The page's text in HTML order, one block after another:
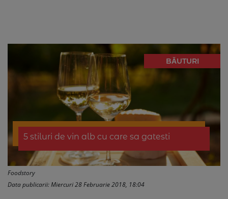
BĂUTURI
5 stiluri de vin alb cu care sa gatesti
Foodstory
Data publicarii: Miercuri 28 Februarie 2018, 18:04